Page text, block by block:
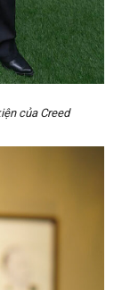
của Creed